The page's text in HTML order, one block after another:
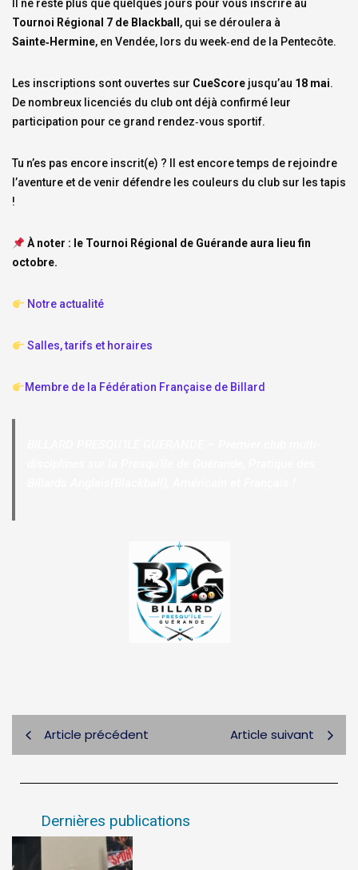
Dernières publications
Il ne reste plus que quelques jours pour vous inscrire au
Tournoi Régional 7 de Blackball , qui se déroulera à
Sainte‑Hermine, en Vendée, lors du week‑end de la Pentecôte.
Les inscriptions sont ouvertes sur CueScore jusqu’au 18 mai.
De nombreux licenciés du club ont déjà confirmé leur
participation pour ce grand rendez‑vous sportif.
Tu n’es pas encore inscrit(e) ? Il est encore temps de rejoindre
l’aventure et de venir défendre les couleurs du club sur les tapis
!
À noter : le Tournoi Régional de Guérande aura lieu fin
octobre.
Notre actualité
Salles, tarifs et horaires
Membre de la Fédération Française de Billard
Article précédent Article suivant